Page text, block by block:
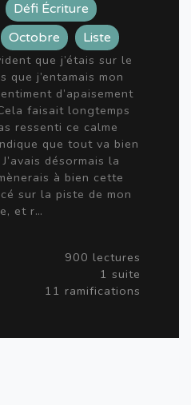
Défi Écriture
Octobre
Liste
que j’étais sur le
que j’entamais mon
d’apaisement
faisait longtemps
ressenti ce calme
que tout va bien
désormais la
à bien cette
sur la piste de mon
et r…
900 lectures
1 suite
11 ramifications